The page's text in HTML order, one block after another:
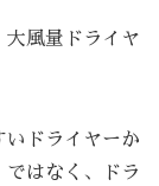
大風量ドライヤ
いドライヤーか
ではなく、ドラ